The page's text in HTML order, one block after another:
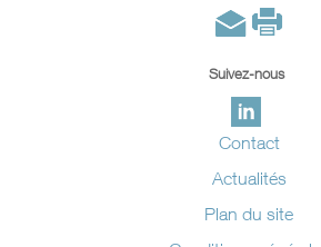
Suivez-nous
Contact
Actualités
Plan du site